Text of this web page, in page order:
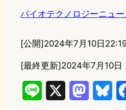
バイオテクノロジーニュー
[公開]2024年7月10日
[最終更新]2024年7月10日